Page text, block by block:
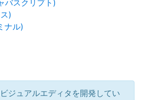
バスクリプト)
)
ナル)
ジュアルエディタを開発してい